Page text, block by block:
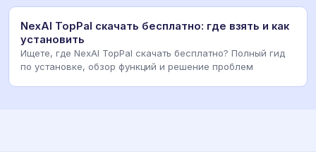
NexAI TopPal скачать бесплатно: где взять и как
установить
Ищете, где NexAI TopPal скачать бесплатно? Полный гид
по установке, обзор функций и решение проблем